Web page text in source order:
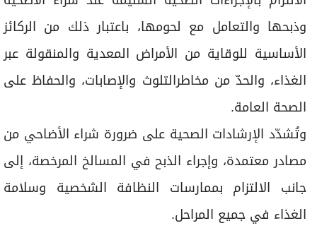
وذﺑﺤﻬﺎ واﻟﺘﻌﺎﻣﻞ ﻣﻊ ﻟﺤﻮﻣﻬﺎ، باعتبار ذلك ﻣﻦ اﻟﺮﻛﺎﺋﺰ
اﻷﺳﺎﺳﻴﺔ ﻟﻠﻮﻗﺎﻳﺔ ﻣﻦ اﻷﻣﺮاض اﻟﻤﻌﺪﻳﺔ واﻟﻤﻨﻘﻮﻟﺔ ﻋﺒﺮ
اﻟﻐﺬاء، واﻟﺤﺪّ ﻣﻦ ﻣﺨﺎﻃﺮاﻟﺘﻠﻮث واﻹﺻﺎﺑﺎت، واﻟﺤﻔﺎظ ﻋﻠﻰ
اﻟﺼﺤﺔ اﻟﻌﺎﻣﺔ.
وﺗُﺸﺪّد اﻹرﺷﺎدات اﻟﺼﺤﻴﺔ ﻋﻠﻰ ﺿﺮورة ﺷﺮاء اﻷﺿﺎﺣﻲ ﻣﻦ
ﻣﺼﺎدر ﻣﻌﺘﻤﺪة، وإﺟﺮاء اﻟﺬﺑﺢ ﻓﻲ اﻟﻤﺴﺎﻟﺦ اﻟﻤﺮﺧﺼﺔ، إﻟﻰ
ﺟﺎﻧﺐ اﻻﻟﺘﺰام ﺑﻤﻤﺎرﺳﺎت اﻟﻨﻈﺎﻓﺔ اﻟﺸﺨﺼﻴﺔ وﺳﻼﻣﺔ
اﻟﻐﺬاء ﻓﻲ ﺟﻤﻴﻊ اﻟﻤﺮاﺣﻞ.